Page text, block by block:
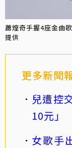
蕭煌奇手握4座金曲
提供
更多新聞
兒遭控
10元」
女歌手